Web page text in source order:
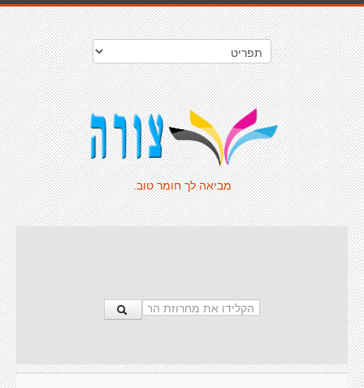
מביאה לך חומר טוב.